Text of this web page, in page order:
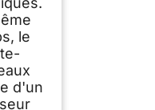
le
d'un